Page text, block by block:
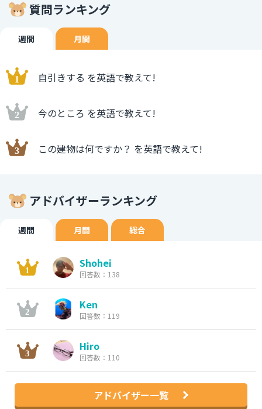
質問ランキング
週間 月間
自引きする を英語で教えて!
今のところ を英語で教えて!
この建物は何ですか？ を英語で教えて!
アドバイザーランキング
週間 月間 総合
Shohei
回答数：138
Ken
回答数：119
Hiro
回答数：110
アドバイザー一覧